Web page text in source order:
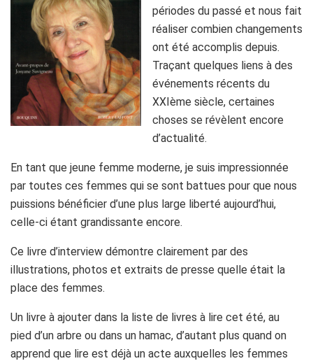
périodes du passé et nous fait
réaliser combien changements
ont été accomplis depuis.
Traçant quelques liens à des
événements récents du
XXIème siècle, certaines
choses se révèlent encore
d’actualité.
En tant que jeune femme moderne, je suis impressionnée
par toutes ces femmes qui se sont battues pour que nous
puissions bénéficier d’une plus large liberté aujourd’hui,
celle-ci étant grandissante encore.
Ce livre d’interview démontre clairement par des
illustrations, photos et extraits de presse quelle était la
place des femmes.
Un livre à ajouter dans la liste de livres à lire cet été, au
pied d’un arbre ou dans un hamac, d’autant plus quand on
apprend que lire est déjà un acte auxquelles les femmes